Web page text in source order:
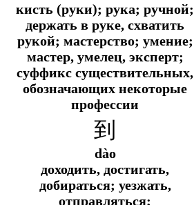
кисть (руки); рука; ручной;
держать в руке, схватить
рукой; мастерство; умение;
мастер, умелец, эксперт;
суффикс существительных,
обозначающих некоторые
профессии
到
dào
доходить, достигать,
добираться; уезжать,
отправляться;